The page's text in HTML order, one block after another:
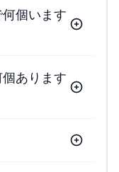
個います
あります